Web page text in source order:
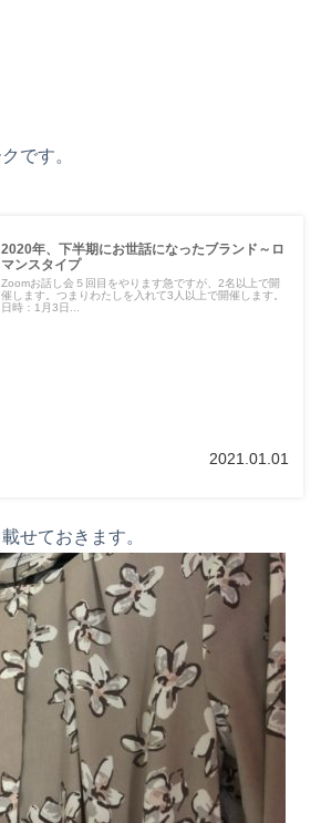
です。
2020年、下半期にお世話になったブランド～ロ
マンスタイプ
Zoomお話し会５回目をやります急ですが、2名以上で開
催します。つまりわたしを入れて3人以上で開催します。
日時：1月3日...
2021.01.01
せておきます。